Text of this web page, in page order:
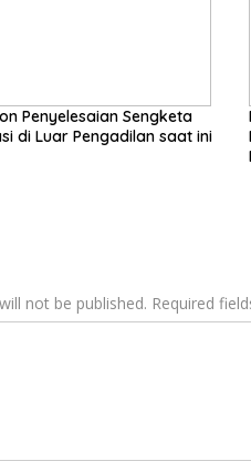
di Luar Pengadilan saat ini
not be published. Required